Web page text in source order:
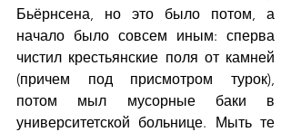
Бьёрнсена, но это было потом, а
начало было совсем иным: сперва
чистил крестьянские поля от камней
(причем под присмотром турок),
потом мыл мусорные баки в
университетской больнице. Мыть те